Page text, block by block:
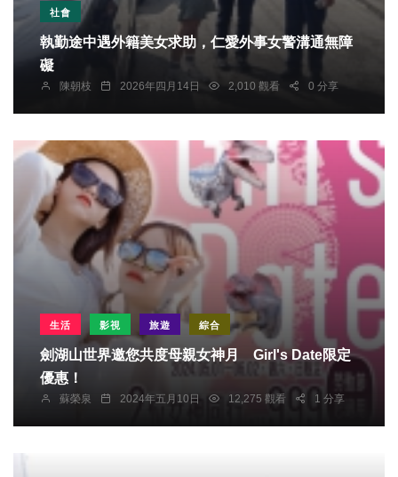
社會
執勤途中遇外籍美女求助，仁愛外事女警溝通無障
礙
陳朝枝 2026年四月14日 2,010 觀看 0 分享
生活 影視 旅遊 綜合
劍湖山世界邀您共度母親女神月 Girl's Date限定
優惠！
蘇榮泉 2024年五月10日 12,275 觀看 1 分享